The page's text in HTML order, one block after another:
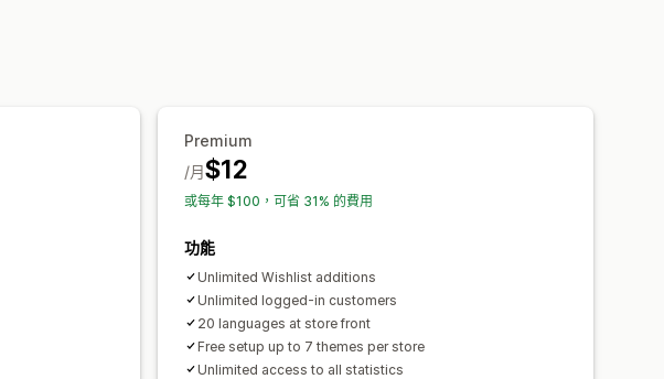
Premium
$12
/月
或每年 $100，可省 31% 的費用
功能
Unlimited Wishlist additions
Unlimited logged-in customers
20 languages at store front
Free setup up to 7 themes per store
Unlimited access to all statistics